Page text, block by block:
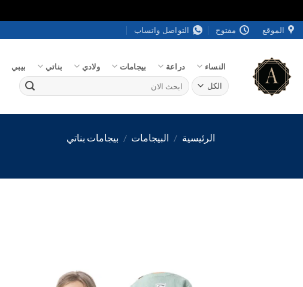
تخطي
للمحتوى
الموقع مفتوح التواصل واتساب
النساء دراعة بيجامات ولادي بناتي بيبي
البحث
عن:
الرئيسية / البيجامات / بيجامات بناتي